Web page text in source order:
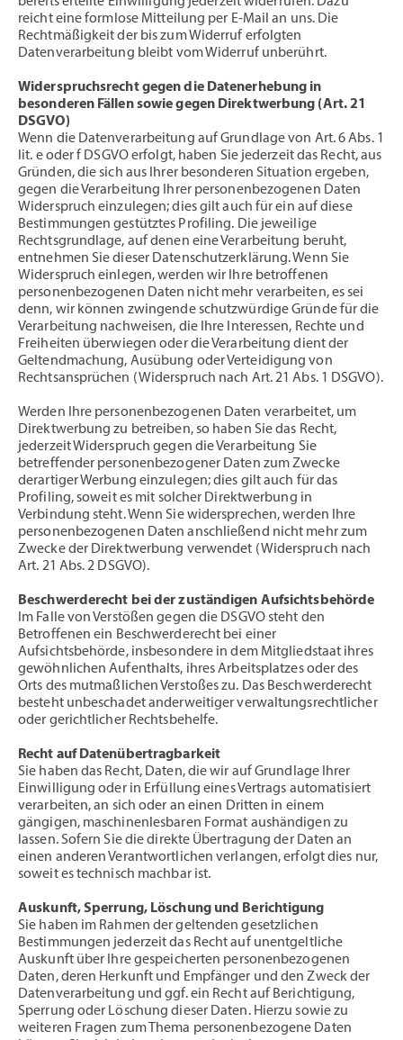
reicht eine formlose Mitteilung per E-Mail an uns. Die
Rechtmäßigkeit der bis zum Widerruf erfolgten
Datenverarbeitung bleibt vom Widerruf unberührt.
Widerspruchsrecht gegen die Datenerhebung in
besonderen Fällen sowie gegen Direktwerbung (Art. 21
DSGVO)
Wenn die Datenverarbeitung auf Grundlage von Art. 6 Abs. 1
lit. e oder f DSGVO erfolgt, haben Sie jederzeit das Recht, aus
Gründen, die sich aus Ihrer besonderen Situation ergeben,
gegen die Verarbeitung Ihrer personenbezogenen Daten
Widerspruch einzulegen; dies gilt auch für ein auf diese
Bestimmungen gestütztes Profiling. Die jeweilige
Rechtsgrundlage, auf denen eine Verarbeitung beruht,
entnehmen Sie dieser Datenschutzerklärung. Wenn Sie
Widerspruch einlegen, werden wir Ihre betroffenen
personenbezogenen Daten nicht mehr verarbeiten, es sei
denn, wir können zwingende schutzwürdige Gründe für die
Verarbeitung nachweisen, die Ihre Interessen, Rechte und
Freiheiten überwiegen oder die Verarbeitung dient der
Geltendmachung, Ausübung oder Verteidigung von
Rechtsansprüchen (Widerspruch nach Art. 21 Abs. 1 DSGVO).
Werden Ihre personenbezogenen Daten verarbeitet, um
Direktwerbung zu betreiben, so haben Sie das Recht,
jederzeit Widerspruch gegen die Verarbeitung Sie
betreffender personenbezogener Daten zum Zwecke
derartiger Werbung einzulegen; dies gilt auch für das
Profiling, soweit es mit solcher Direktwerbung in
Verbindung steht. Wenn Sie widersprechen, werden Ihre
personenbezogenen Daten anschließend nicht mehr zum
Zwecke der Direktwerbung verwendet (Widerspruch nach
Art. 21 Abs. 2 DSGVO).
Beschwerderecht bei der zuständigen Aufsichtsbehörde
Im Falle von Verstößen gegen die DSGVO steht den
Betroffenen ein Beschwerderecht bei einer
Aufsichtsbehörde, insbesondere in dem Mitgliedstaat ihres
gewöhnlichen Aufenthalts, ihres Arbeitsplatzes oder des
Orts des mutmaßlichen Verstoßes zu. Das Beschwerderecht
besteht unbeschadet anderweitiger verwaltungsrechtlicher
oder gerichtlicher Rechtsbehelfe.
Recht auf Datenübertragbarkeit
Sie haben das Recht, Daten, die wir auf Grundlage Ihrer
Einwilligung oder in Erfüllung eines Vertrags automatisiert
verarbeiten, an sich oder an einen Dritten in einem
gängigen, maschinenlesbaren Format aushändigen zu
lassen. Sofern Sie die direkte Übertragung der Daten an
einen anderen Verantwortlichen verlangen, erfolgt dies nur,
soweit es technisch machbar ist.
Auskunft, Sperrung, Löschung und Berichtigung
Sie haben im Rahmen der geltenden gesetzlichen
Bestimmungen jederzeit das Recht auf unentgeltliche
Auskunft über Ihre gespeicherten personenbezogenen
Daten, deren Herkunft und Empfänger und den Zweck der
Datenverarbeitung und ggf. ein Recht auf Berichtigung,
Sperrung oder Löschung dieser Daten. Hierzu sowie zu
weiteren Fragen zum Thema personenbezogene Daten